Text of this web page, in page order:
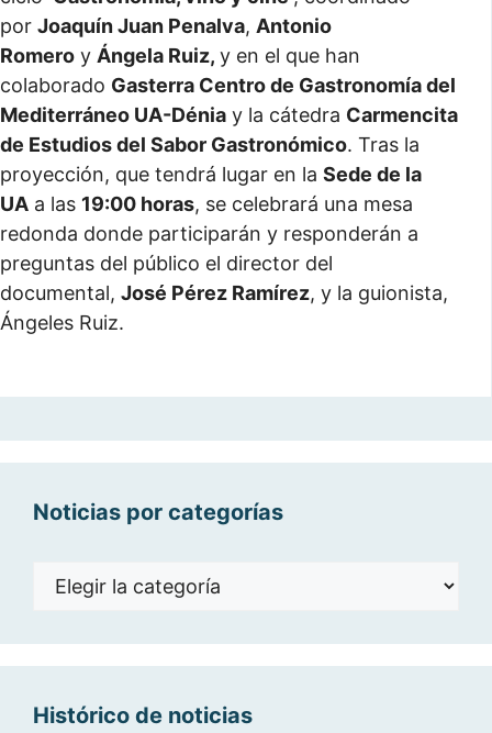
por Joaquín Juan Penalva, Antonio
Romero y Ángela Ruiz, y en el que han
colaborado Gasterra Centro de Gastronomía del
Mediterráneo UA-Dénia y la cátedra Carmencita
de Estudios del Sabor Gastronómico. Tras la
proyección, que tendrá lugar en la Sede de la
UA a las 19:00 horas, se celebrará una mesa
redonda donde participarán y responderán a
preguntas del público el director del
documental, José Pérez Ramírez, y la guionista,
Ángeles Ruiz.
Noticias por categorías
Noticias
Histórico de noticias